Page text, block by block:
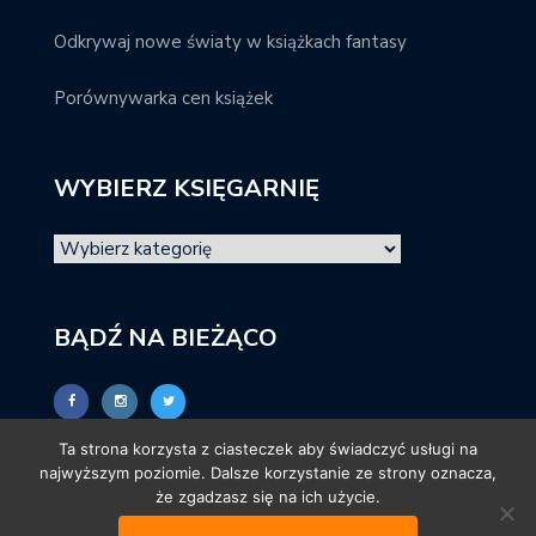
Odkrywaj nowe światy w książkach fantasy
Porównywarka cen książek
WYBIERZ KSIĘGARNIĘ
BĄDŹ NA BIEŻĄCO
Ta strona korzysta z ciasteczek aby świadczyć usługi na
najwyższym poziomie. Dalsze korzystanie ze strony oznacza,
że zgadzasz się na ich użycie.